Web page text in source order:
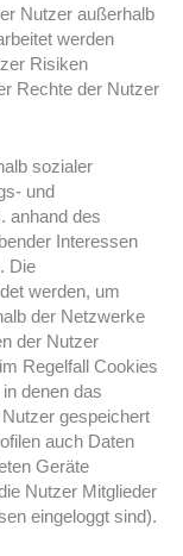
Nutzer außerhalb
werden
Risiken
Rechte der Nutzer
sozialer
und
anhand des
Interessen
Die
werden, um
der Netzwerke
der Nutzer
Regelfall Cookies
denen das
gespeichert
auch Daten
Geräte
Nutzer Mitglieder
eingeloggt sind).